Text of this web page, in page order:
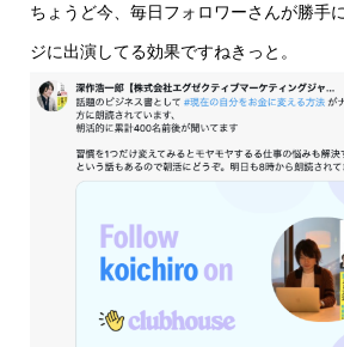
ちょうど今、毎日フォロワーさんが勝手
ジに出演してる効果ですねきっと。